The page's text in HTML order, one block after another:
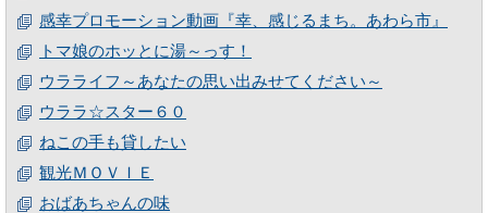
感幸プロモーション動画『幸、感じるまち。あわら市』
トマ娘のホッとに湯～っす！
ウラライフ～あなたの思い出みせてください～
ウララ☆スター６０
ねこの手も貸したい
観光ＭＯＶＩＥ
おばあちゃんの味